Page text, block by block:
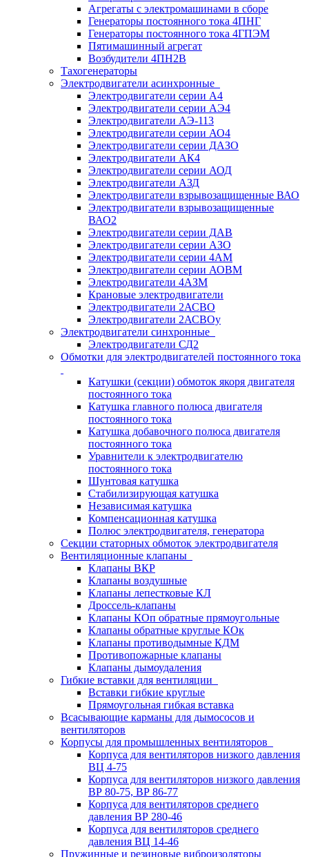
Агрегаты с электромашинами в сборе
Генераторы постоянного тока 4ПНГ
Генераторы постоянного тока 4ГПЭМ
Пятимашинный агрегат
Возбудители 4ПН2В
Тахогенераторы
Электродвигатели асинхронные
Электродвигатели серии А4
Электродвигатели серии АЭ4
Электродвигатели АЭ-113
Электродвигатели серии АО4
Электродвигатели серии ДАЗО
Электродвигатели АК4
Электродвигатели серии АОД
Электродвигатели АЗД
Электродвигатели взрывозащищенные ВАО
Электродвигатели взрывозащищенные
ВАО2
Электродвигатели серии ДАВ
Электродвигатели серии АЗО
Электродвигатели серии 4АМ
Электродвигатели серии АОВМ
Электродвигатели 4АЗМ
Крановые электродвигатели
Электродвигатели 2АСВО
Электродвигатели 2АСВОу
Электродвигатели синхронные
Электродвигатели СД2
Обмотки для электродвигателей постоянного тока
Катушки (секции) обмоток якоря двигателя
постоянного тока
Катушка главного полюса двигателя
постоянного тока
Катушка добавочного полюса двигателя
постоянного тока
Уравнители к электродвигателю
постоянного тока
Шунтовая катушка
Стабилизирующая катушка
Независимая катушка
Компенсационная катушка
Полюс электродвигателя, генератора
Секции статорных обмоток электродвигателя
Вентиляционные клапаны
Клапаны ВКР
Клапаны воздушные
Клапаны лепестковые КЛ
Дроссель-клапаны
Клапаны КОп обратные прямоугольные
Клапаны обратные круглые КОк
Клапаны противодымные КДМ
Противопожарные клапаны
Клапаны дымоудаления
Гибкие вставки для вентиляции
Вставки гибкие круглые
Прямоугольная гибкая вставка
Всасывающие карманы для дымососов и
вентиляторов
Корпусы для промышленных вентиляторов
Корпуса для вентиляторов низкого давления
ВЦ 4-75
Корпуса для вентиляторов низкого давления
ВР 80-75, ВР 86-77
Корпуса для вентиляторов среднего
давления ВР 280-46
Корпуса для вентиляторов среднего
давления ВЦ 14-46
Пружинные и резиновые виброизоляторы